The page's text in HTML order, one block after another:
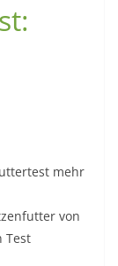
mehr
von
Test